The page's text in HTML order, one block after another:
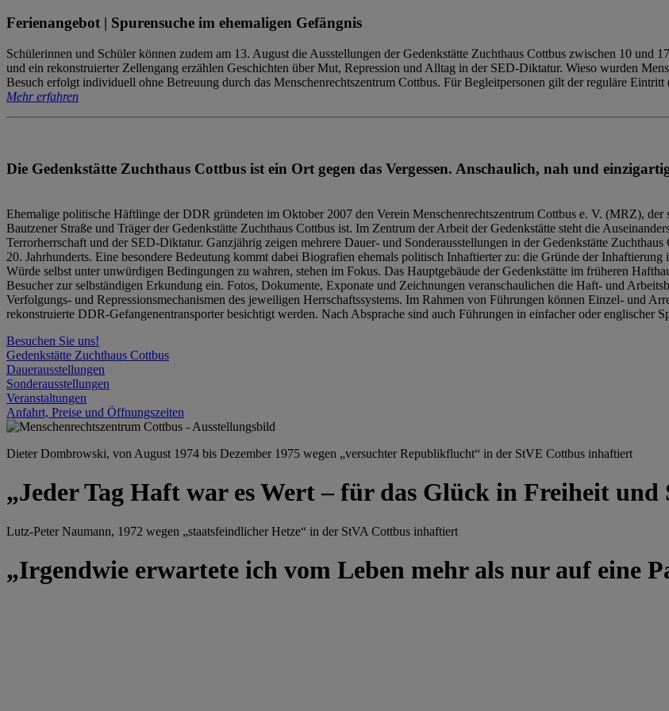
Ferienangebot | Spurensuche im ehemaligen Gefängnis
Schülerinnen und Schüler können zudem am 13. August die Ausstellungen der Gedenkstätte Zuchthaus Cottbus zwischen 10 und
und ein rekonstruierter Zellengang erzählen Geschichten über Mut, Repression und Alltag in der SED-Diktatur. Wieso wurden
Besuch erfolgt individuell ohne Betreuung durch das Menschenrechtszentrum Cottbus. Für Begleitpersonen gilt der reguläre Eintritt
Mehr erfahren
Die Gedenkstätte Zuchthaus Cottbus ist ein Ort gegen das Vergessen. Anschaulich, nah und
Ehemalige politische Häftlinge der DDR gründeten im Oktober 2007 den Verein Menschenrechtszentrum Cottbus e. V. (MRZ), der
Bautzener Straße und Träger der Gedenkstätte Zuchthaus Cottbus ist. Im Zentrum der Arbeit der Gedenkstätte steht die
Terrorherrschaft und der SED-Diktatur. Ganzjährig zeigen mehrere Dauer- und Sonderausstellungen in der Gedenkstätte
20. Jahrhunderts. Eine besondere Bedeutung kommt dabei Biografien ehemals politisch Inhaftierter zu: die Gründe der
Würde selbst unter unwürdigen Bedingungen zu wahren, stehen im Fokus. Das Hauptgebäude der Gedenkstätte im früheren
Besucher zur selbständigen Erkundung ein. Fotos, Dokumente, Exponate und Zeichnungen veranschaulichen die Haft- und
Verfolgungs- und Repressionsmechanismen des jeweiligen Herrschaftssystems. Im Rahmen von Führungen können Einzel- und
rekonstruierte DDR-Gefangenentransporter besichtigt werden. Nach Absprache sind auch Führungen in einfacher oder englischer
Besuchen Sie uns!
Gedenkstätte Zuchthaus Cottbus
Dauerausstellungen
Sonderausstellungen
Veranstaltungen
Anfahrt, Preise und Öffnungszeiten
Dieter Dombrowski, von August 1974 bis Dezember 1975 wegen „versuchter Republikflucht“ in der StVE Cottbus inhaftiert
„Jeder Tag Haft war es Wert – für das Glück in Freiheit und
Lutz-Peter Naumann, 1972 wegen „staatsfeindlicher Hetze“ in der StVA Cottbus inhaftiert
„Irgendwie erwartete ich vom Leben mehr als nur auf eine